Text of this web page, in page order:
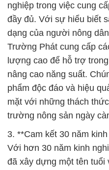
nghiệp trong việc cung
đầy đủ. Với sự hiểu biết
dạng của người nông
Trường Phát cung cấp
lượng cao để hỗ trợ
nâng cao năng suất.
phẩm độc đáo và hiệu
mặt với những thách
trường nông sản ngày
3. **Cam kết 30 năm
Với hơn 30 năm kinh
đã xây dựng một tên tuổi